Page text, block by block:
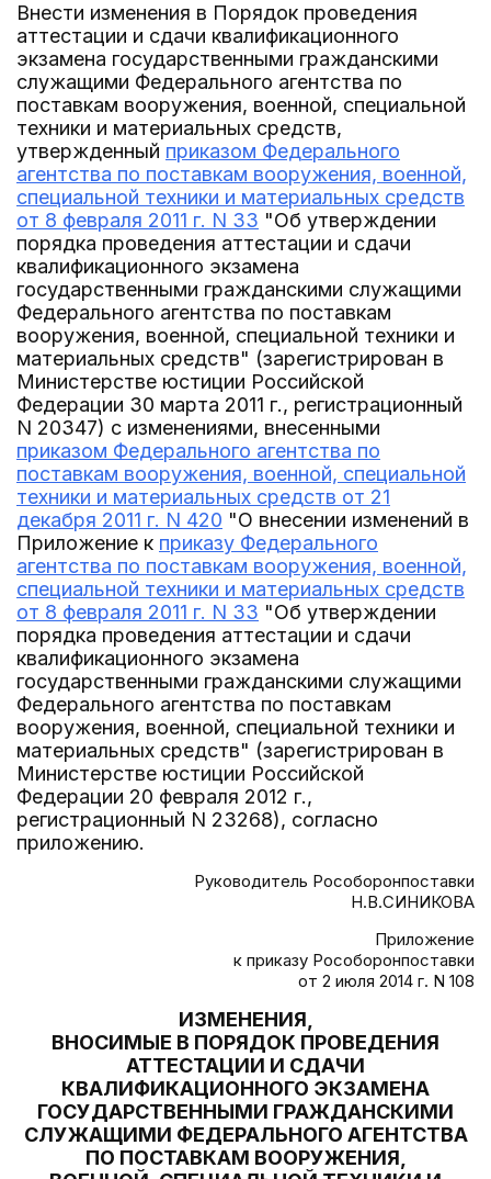
Внести изменения в Порядок проведения
аттестации и сдачи квалификационного
экзамена государственными гражданскими
служащими Федерального агентства по
поставкам вооружения, военной, специальной
техники и материальных средств,
утвержденный приказом Федерального
агентства по поставкам вооружения, военной,
специальной техники и материальных средств
от 8 февраля 2011 г. N 33 "Об утверждении
порядка проведения аттестации и сдачи
квалификационного экзамена
государственными гражданскими служащими
Федерального агентства по поставкам
вооружения, военной, специальной техники и
материальных средств" (зарегистрирован в
Министерстве юстиции Российской
Федерации 30 марта 2011 г., регистрационный
N 20347) с изменениями, внесенными
приказом Федерального агентства по
поставкам вооружения, военной, специальной
техники и материальных средств от 21
декабря 2011 г. N 420 "О внесении изменений в
Приложение к приказу Федерального
агентства по поставкам вооружения, военной,
специальной техники и материальных средств
от 8 февраля 2011 г. N 33 "Об утверждении
порядка проведения аттестации и сдачи
квалификационного экзамена
государственными гражданскими служащими
Федерального агентства по поставкам
вооружения, военной, специальной техники и
материальных средств" (зарегистрирован в
Министерстве юстиции Российской
Федерации 20 февраля 2012 г.,
регистрационный N 23268), согласно
приложению.
Руководитель Рособоронпоставки
Н.В.СИНИКОВА
Приложение
к приказу Рособоронпоставки
от 2 июля 2014 г. N 108
ИЗМЕНЕНИЯ,
ВНОСИМЫЕ В ПОРЯДОК ПРОВЕДЕНИЯ
АТТЕСТАЦИИ И СДАЧИ
КВАЛИФИКАЦИОННОГО ЭКЗАМЕНА
ГОСУДАРСТВЕННЫМИ ГРАЖДАНСКИМИ
СЛУЖАЩИМИ ФЕДЕРАЛЬНОГО АГЕНТСТВА
ПО ПОСТАВКАМ ВООРУЖЕНИЯ,